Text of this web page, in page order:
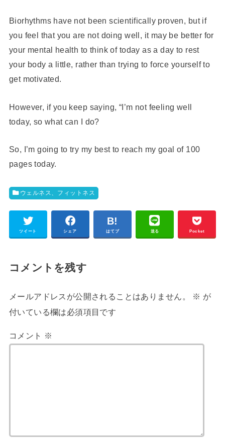
Biorhythms have not been scientifically proven, but if
you feel that you are not doing well, it may be better for
your mental health to think of today as a day to rest
your body a little, rather than trying to force yourself to
get motivated.
However, if you keep saying, “I’m not feeling well
today, so what can I do?
So, I’m going to try my best to reach my goal of 100
pages today.
ウェルネス、フィットネス
ツイート シェア はてブ 送る Pocket
コメントを残す
メールアドレスが公開されることはありません。 ※ が
付いている欄は必須項目です
コメント ※